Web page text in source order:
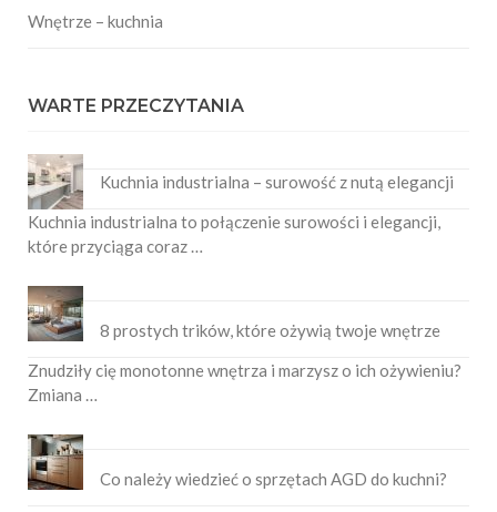
Wnętrze – kuchnia
WARTE PRZECZYTANIA
Kuchnia industrialna – surowość z nutą elegancji
Kuchnia industrialna to połączenie surowości i elegancji,
które przyciąga coraz …
8 prostych trików, które ożywią twoje wnętrze
Znudziły cię monotonne wnętrza i marzysz o ich ożywieniu?
Zmiana …
Co należy wiedzieć o sprzętach AGD do kuchni?